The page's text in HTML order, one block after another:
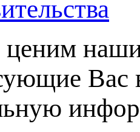
Вас